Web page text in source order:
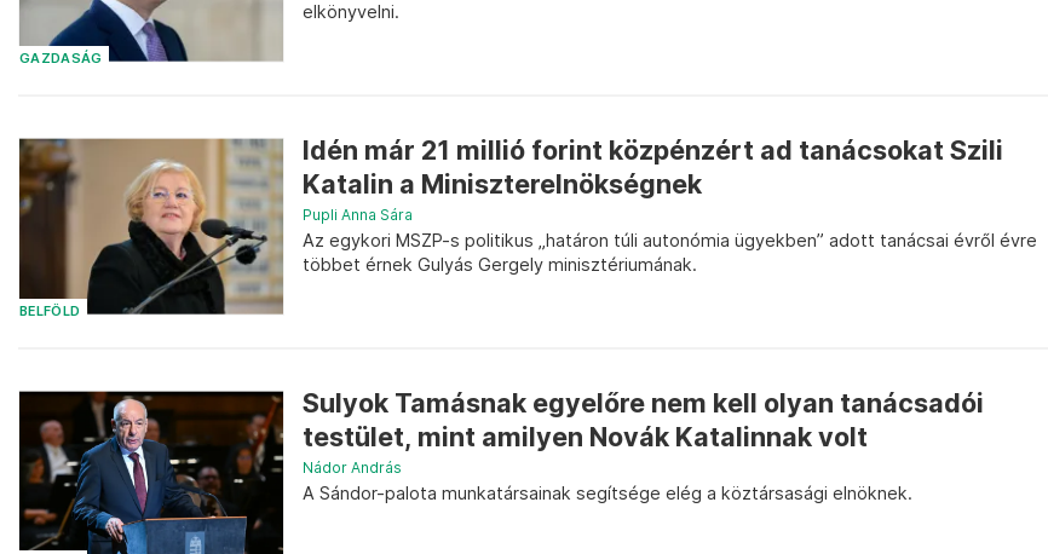
GAZDASÁG
elkönyvelni.
BELFÖLD
Idén már 21 millió forint közpénzért ad tanácsokat Szili
Katalin a Miniszterelnökségnek
Pupli Anna Sára
Az egykori MSZP-s politikus „határon túli autonómia ügyekben” adott tanácsai évről évre
többet érnek Gulyás Gergely minisztériumának.
Sulyok Tamásnak egyelőre nem kell olyan tanácsadói
testület, mint amilyen Novák Katalinnak volt
Nádor András
A Sándor-palota munkatársainak segítsége elég a köztársasági elnöknek.